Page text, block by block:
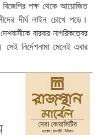
পক্ষ থেকে আয়োজিত
দীর্ঘ লাইন চোখে পড়ে।
বারবার নাগরিকত্বের
নির্দেশনামা মেনেই এবার